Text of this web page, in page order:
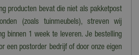
producten bevat die niet als pakketpost
(zoals tuinmeubels), streven wij
binnen 1 week te leveren. Je bestelling
een postorder bedrijf of door onze eigen